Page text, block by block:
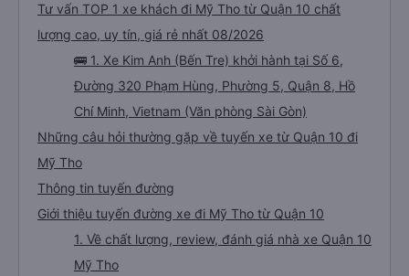
Tư vấn TOP 1 xe khách đi Mỹ Tho từ Quận 10 chất
lượng cao, uy tín, giá rẻ nhất 08/2026
🚌 1. Xe Kim Anh (Bến Tre) khởi hành tại Số 6,
Đường 320 Phạm Hùng, Phường 5, Quận 8, Hồ
Chí Minh, Vietnam (Văn phòng Sài Gòn)
Những câu hỏi thường gặp về tuyến xe từ Quận 10 đi
Mỹ Tho
Thông tin tuyến đường
Giới thiệu tuyến đường xe đi Mỹ Tho từ Quận 10
1. Về chất lượng, review, đánh giá nhà xe Quận 10
Mỹ Tho